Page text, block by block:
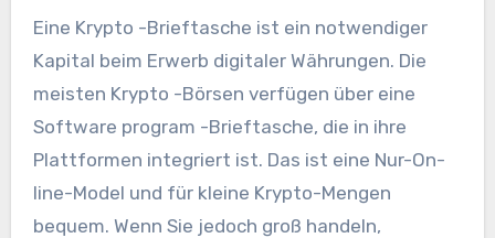
Eine Krypto -Brieftasche ist ein notwendiger
Kapital beim Erwerb digitaler Währungen. Die
meisten Krypto -Börsen verfügen über eine
Software program -Brieftasche, die in ihre
Plattformen integriert ist. Das ist eine Nur-On-
line-Model und für kleine Krypto-Mengen
bequem. Wenn Sie jedoch groß handeln,